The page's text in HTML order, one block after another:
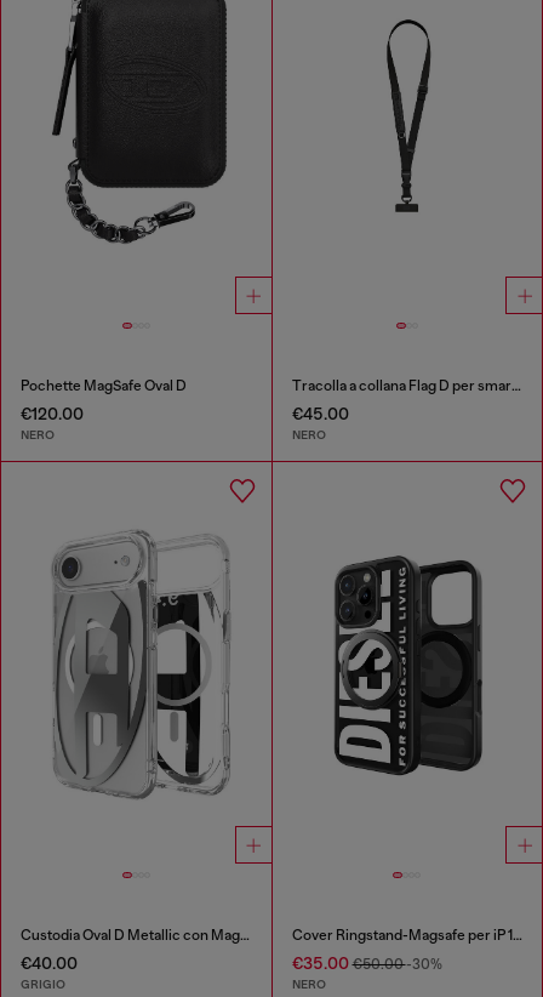
Pochette MagSafe Oval D
€120.00
NERO
Tracolla a collana Flag D per smartphone
€45.00
NERO
Custodia Oval D Metallic con Magsafe per iPhone 17 Air
€40.00
GRIGIO
Cover Ringstand-Magsafe per iP 16 Pro
€35.00€50.00-30%
NERO